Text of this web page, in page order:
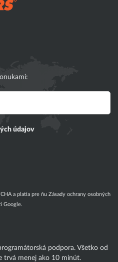
údajov
a platia pre ňu Zásady ochrany osobných
Google.
podpora. Všetko od
trvá menej ako 10 minút.